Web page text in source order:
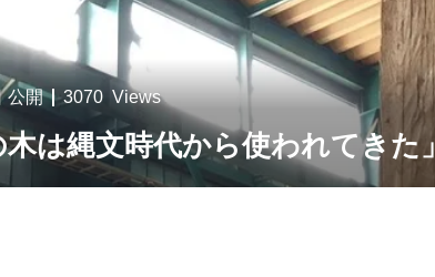
は縄文時代から使われてきた」
公開 3070 Views